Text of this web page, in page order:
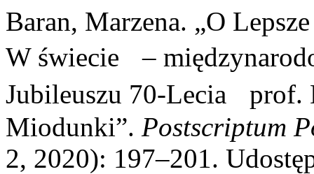
Baran, Marzena. „O
W świecie –
Jubileuszu 70-Lecia prof.
Miodunki”. Postscriptum
2, 2020): 197–201.